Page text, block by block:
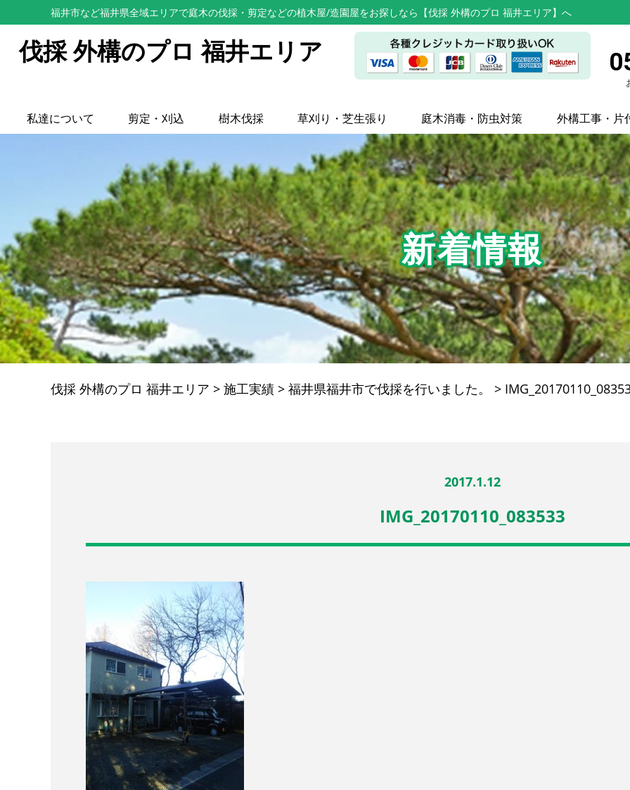
福井市など福井県全域エリアで庭木の伐採・剪定などの植木屋/造園屋をお探しなら【伐採 外構のプロ 福井エリア】へ
伐採 外構のプロ 福井エリア
私達について 剪定・刈込 樹木伐採 草刈り・芝生張り 庭木消毒・防虫対策 外構工事・片
新着情報
伐採 外構のプロ 福井エリア > 施工実績 > 福井県福井市で伐採を行いました。 >
2017.1.12
IMG_20170110_083533